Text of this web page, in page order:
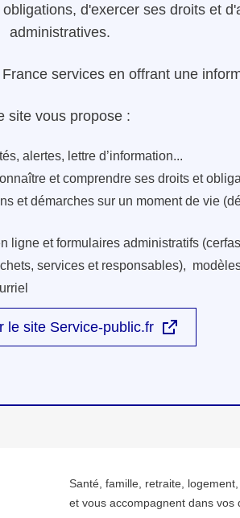
d'exercer ses droits et
administratives.
services en offrant une
site vous propose :
alertes, lettre d’information...
et comprendre ses droits et
et démarches sur un moment de vie
ligne et formulaires administratifs
services et responsables),
le site Service-public.fr
Santé, famille, retraite,
et vous accompagnent dans